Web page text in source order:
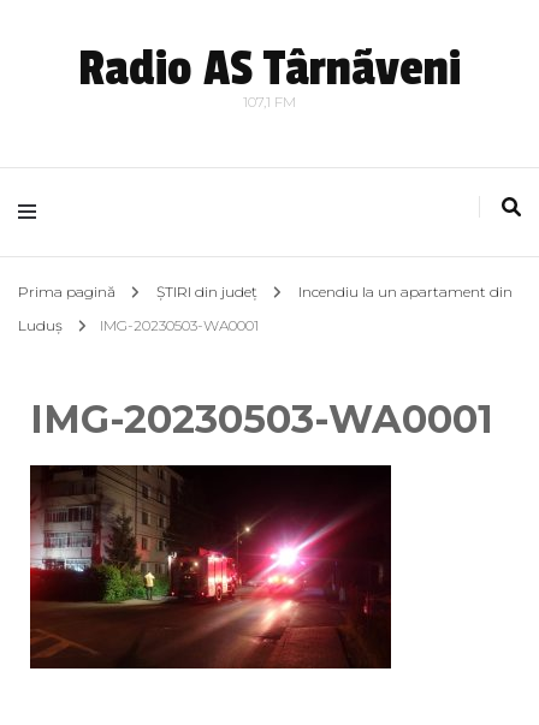
Radio AS Târnãveni
107,1 FM
Prima pagină ȘTIRI din județ
Incendiu la un apartament din
Luduș
IMG-20230503-WA0001
IMG-20230503-WA0001